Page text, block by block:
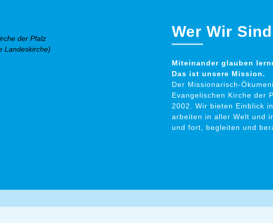
der Pfalz
Landeskirche)
Wer Wir Sind
Miteinander glauben
Das ist unsere Mission.
Der Missionarisch-
Evangelischen Kirche der
2002. Wir bieten Einblick
arbeiten in aller Welt und
und fort, begleiten und